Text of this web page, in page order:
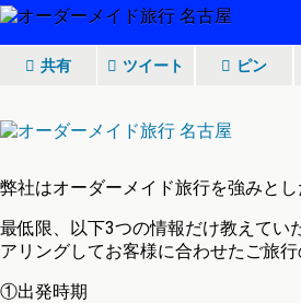
共有 ツイート ピン
弊社はオーダーメイド旅行を強みとし
最低限、以下3つの情報だけ教えてい
アリングしてお客様に合わせたご旅行
①出発時期